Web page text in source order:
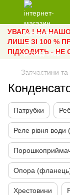
УВАГА ! НА
ЛИШЕ ЗІ 100 %
ПІДХОДИТЬ -
Запчастини та
Патрубки
Реле рівня води
Опора
Хрестовини